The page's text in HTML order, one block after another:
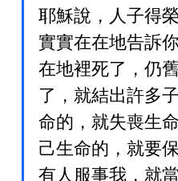
耶穌說，人子得
實實在在地告訴
在地裡死了，仍
了，就結出許多
命的，就失喪生
己生命的，就要
有人服事我，就